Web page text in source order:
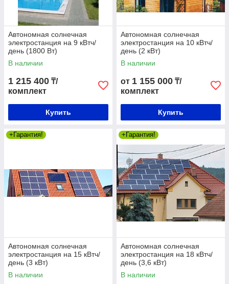
Автономная солнечная
электростанция на 9 кВтч/
день (1800 Вт)
В наличии
1 215 400 ₸/
комплект
Купить
Автономная солнечная
электростанция на 10 кВтч/
день (2 кВт)
В наличии
от 1 155 000 ₸/
комплект
Купить
+Гарантия!
Автономная солнечная
электростанция на 15 кВтч/
день (3 кВт)
В наличии
+Гарантия!
Автономная солнечная
электростанция на 18 кВтч/
день (3,6 кВт)
В наличии